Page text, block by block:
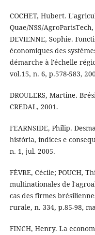
COCHET, Hubert.
Quae/NSS/
DEVIENNE, Sophie.
économiques des
démarche à l'échelle
vol.15, n. 6, p.578-583,
DROULERS, Martine.
CREDAL, 2001.
FEARNSIDE, Philip.
história, índices e
n. 1, jul. 2005.
FÈVRE, Cécile; POUCH,
multinationales de
cas des firmes
rurale, n. 334, p.85-98,
FINCH, Henry. La